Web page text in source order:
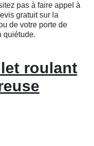
pas à faire appel à
gratuit sur la
de votre porte de
quiétude.
roulant